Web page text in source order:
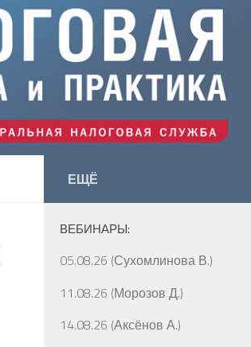
ЕЩЁ
ВЕБИНАРЫ:
05.08.26 (Сухомлинова В.)
11.08.26 (Морозов Д.)
14.08.26 (Аксёнов А.)